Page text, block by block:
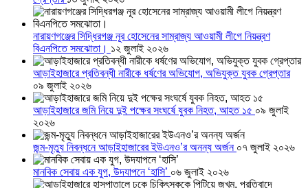
নারায়ণগঞ্জের সিদ্ধিরগঞ্জ নূর হোসেনের সাম্রাজ্য আওয়ামী লীগে নিয়ন্ত্রণ
বিএনপিতে সমঝোতা। ১২ জুলাই ২০২৬
আড়াইহাজারে প্রতিবন্ধী নারীকে ধর্ষণের অভিযোগ, অভিযুক্ত যুবক গ্রেপ্তার
০৯ জুলাই ২০২৬
আড়াইহাজারে জমি নিয়ে দুই পক্ষের সংঘর্ষে যুবক নিহত, আহত ১৫ ০৯ জুলাই
২০২৬
জন্ম-মৃত্যু নিবন্ধনে আড়াইহাজারের ইউএনও’র অনন্য অর্জন ০৭ জুলাই ২০২৬
মানবিক সেবায় এক যুগ, উদযাপনে ‘হাসি’ ০৬ জুলাই ২০২৬